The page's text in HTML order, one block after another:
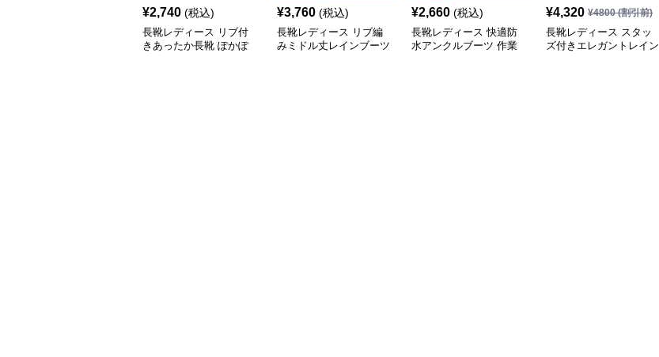
¥2,740 (税込)
長靴レディース リブ付
きあったか長靴 ぽかぽ
¥3,760 (税込)
長靴レディース リブ編
みミドル丈レインブーツ
¥2,660 (税込)
長靴レディース 快適防
水アンクルブーツ 作業
¥4,320 ¥4800(割引前)
長靴レディース スタッ
ズ付きエレガントレイン